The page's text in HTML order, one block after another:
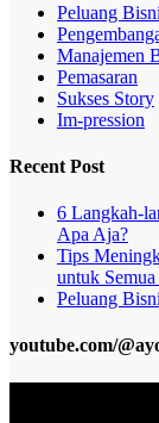
Peluang
Manajemen
Pemasaran
Sukses Story
Im-pression
Recent Post
6 Langkah-
Apa Aja?
Tips
untuk Semua
Peluang
youtube.com/